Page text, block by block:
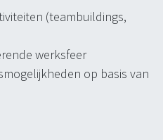
(teambuildings,
werksfeer
op basis van